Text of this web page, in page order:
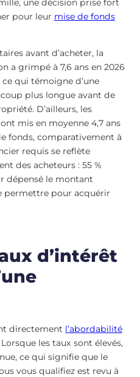
une décision prise fort
pour leur mise de fonds
avant d’acheter, la
a grimpé à 7,6 ans en 2026
qui témoigne d’une
plus longue avant de
D’ailleurs, les
mis en moyenne 4,7 ans
fonds, comparativement à
requis se reflète
des acheteurs : 55 %
dépensé le montant
permettre pour acquérir
d’intérêt
directement l’abordabilité
les taux sont élevés,
ce qui signifie que le
vous qualifiez est revu à